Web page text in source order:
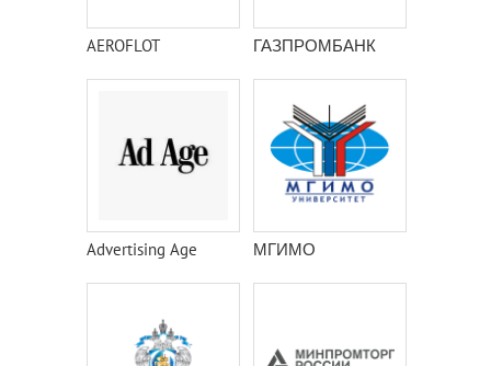
AEROFLOT ГАЗПРОМБАНК
Advertising Age МГИМО